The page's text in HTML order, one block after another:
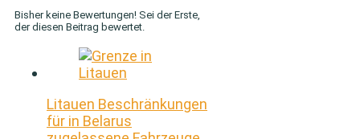
Bisher keine Bewertungen! Sei der Erste,
der diesen Beitrag bewertet.
Litauen Beschränkungen
für in Belarus